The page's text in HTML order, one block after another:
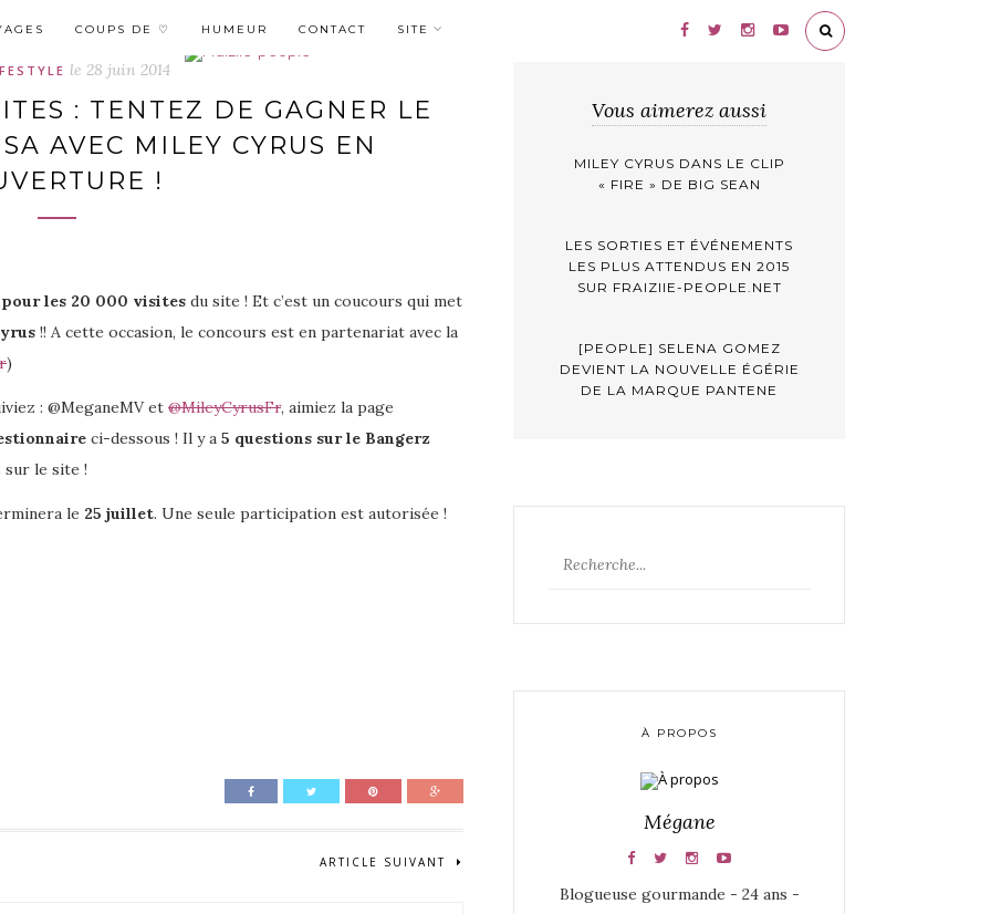
COUPS DE ♡ HUMEUR CONTACT SITE
le 28 juin 2014
: TENTEZ DE GAGNER LE
AVEC MILEY CYRUS EN
!
les 20 000 visites du site ! Et c’est un coucours qui met
!! A cette occasion, le concours est en partenariat avec la
)
: @MeganeMV et @MileyCyrusFr, aimiez la page
ci-dessous ! Il y a 5 questions sur le Bangerz
sur le site !
le 25 juillet. Une seule participation est autorisée !
ARTICLE SUIVANT
Vous aimerez aussi
MILEY CYRUS DANS LE CLIP
« FIRE » DE BIG SEAN
LES SORTIES ET ÉVÉNEMENTS
LES PLUS ATTENDUS EN 2015
SUR FRAIZIIE-PEOPLE.NET
[PEOPLE] SELENA GOMEZ
DEVIENT LA NOUVELLE ÉGÉRIE
DE LA MARQUE PANTENE
À PROPOS
Mégane
Blogueuse gourmande - 24 ans -